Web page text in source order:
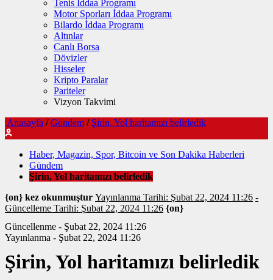
Tenis İddaa Programı
Motor Sporları İddaa Programı
Bilardo İddaa Programı
Altınlar
Canlı Borsa
Dövizler
Hisseler
Kripto Paralar
Pariteler
Vizyon Takvimi
Anasayfa / Gündem / Şirin, Yol haritamızı belirledik
Haber, Magazin, Spor, Bitcoin ve Son Dakika Haberleri
Gündem
Şirin, Yol haritamızı belirledik
{on} kez okunmuştur Yayınlanma Tarihi: Şubat 22, 2024 11:26 -
Güncelleme Tarihi: Şubat 22, 2024 11:26 {on}
Güncellenme - Şubat 22, 2024 11:26
Yayınlanma - Şubat 22, 2024 11:26
Şirin, Yol haritamızı belirledik